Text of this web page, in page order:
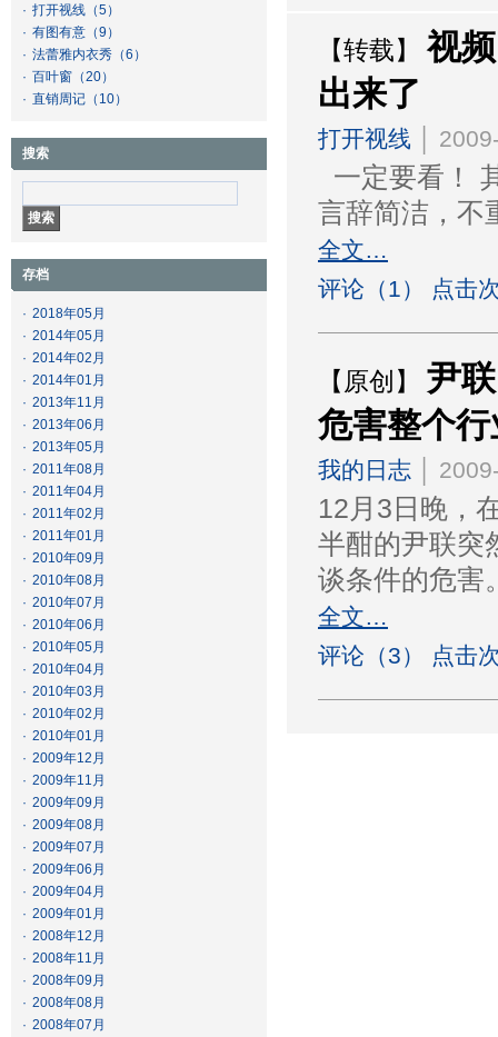
· 打开视线 （5）
· 有图有意 （9）
· 法蕾雅内衣秀 （6）
· 百叶窗 （20）
· 直销周记 （10）
搜索
存档
· 2018年05月
· 2014年05月
· 2014年02月
· 2014年01月
· 2013年11月
· 2013年06月
· 2013年05月
· 2011年08月
· 2011年04月
· 2011年02月
· 2011年01月
· 2010年09月
· 2010年08月
· 2010年07月
· 2010年06月
· 2010年05月
· 2010年04月
· 2010年03月
· 2010年02月
· 2010年01月
· 2009年12月
· 2009年11月
· 2009年09月
· 2009年08月
· 2009年07月
· 2009年06月
· 2009年04月
· 2009年01月
· 2008年12月
· 2008年11月
· 2008年09月
· 2008年08月
· 2008年07月
【转载】
视
出来了
打开视线 │
一定要看！
言辞简洁，不
全文…
评论（1） 点击
【原创】
尹
危害整个行
我的日志 │
12月3日晚，
半酣的尹联突
谈条件的危
全文…
评论（3） 点击